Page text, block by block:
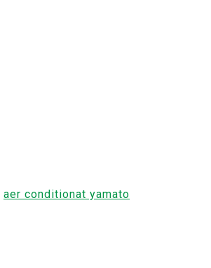
aer conditionat yamato